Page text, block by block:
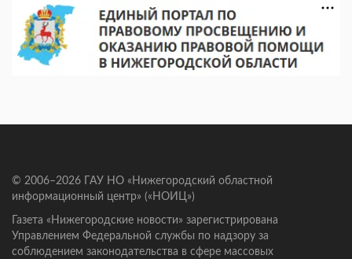
© 2006–2026 ГАУ НО «Нижегородский областной
информационный центр» («НОИЦ»)
Газета «Нижегородские новости» зарегистрирована
Управлением Федеральной службы по надзору за
соблюдением законодательства в сфере массовых